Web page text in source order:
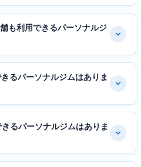
も利用できるパーソナルジ
るパーソナルジムはありま
るパーソナルジムはありま